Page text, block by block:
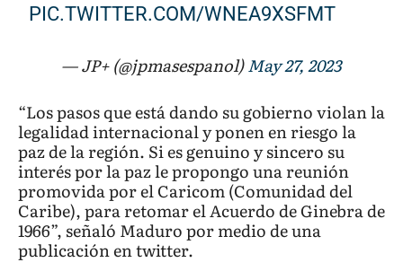
PIC.TWITTER.COM/WNEA9XSFMT
— JP+ (@jpmasespanol)May 27, 2023
“Los pasos que está dando su gobierno violan la
legalidad internacional y ponen en riesgo la
paz de la región. Si es genuino y sincero su
interés por la paz le propongo una reunión
promovida por el Caricom (Comunidad del
Caribe), para retomar el Acuerdo de Ginebra de
1966”, señaló Maduro por medio de una
publicación en twitter.